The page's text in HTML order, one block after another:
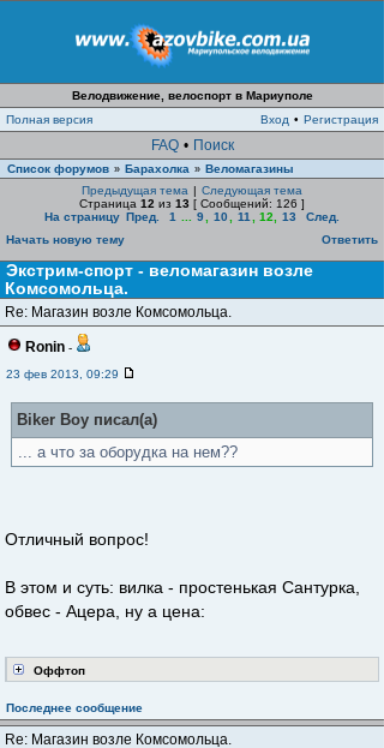
Велодвижение, велоспорт в Мариуполе
Полная версия
Вход • Регистрация
FAQ • Поиск
Список форумов » Барахолка » Веломагазины
Предыдущая тема | Следующая тема
Страница 12 из 13 [ Сообщений: 126 ]
На страницу Пред. 1 9 10 11 12 13
След.
Начать новую тему
Ответить
Экстрим-спорт - веломагазин возле
Комсомольца.
Re: Магазин возле Комсомольца.
Ronin -
23 фев 2013, 09:29
Biker Boy писал(а)
... а что за оборудка на нем??
Отличный вопрос!
В этом и суть: вилка - простенькая Сантурка,
обвес - Ацера, ну а цена:
Оффтоп
Последнее сообщение
Re: Магазин возле Комсомольца.